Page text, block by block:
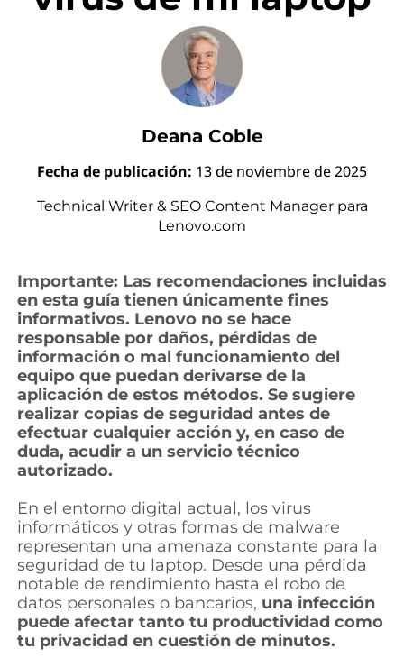
m
Deana Coble
Fecha de publicación: 13 de noviembre de 2025
Technical Writer & SEO Content Manager para
Lenovo.com
Importante: Las recomendaciones incluidas
en esta guía tienen únicamente fines
informativos. Lenovo no se hace
responsable por daños, pérdidas de
información o mal funcionamiento del
equipo que puedan derivarse de la
aplicación de estos métodos. Se sugiere
realizar copias de seguridad antes de
efectuar cualquier acción y, en caso de
duda, acudir a un servicio técnico
autorizado.
En el entorno digital actual, los virus
informáticos y otras formas de malware
representan una amenaza constante para la
seguridad de tu laptop. Desde una pérdida
notable de rendimiento hasta el robo de
datos personales o bancarios, una infección
puede afectar tanto tu productividad como
tu privacidad en cuestión de minutos.